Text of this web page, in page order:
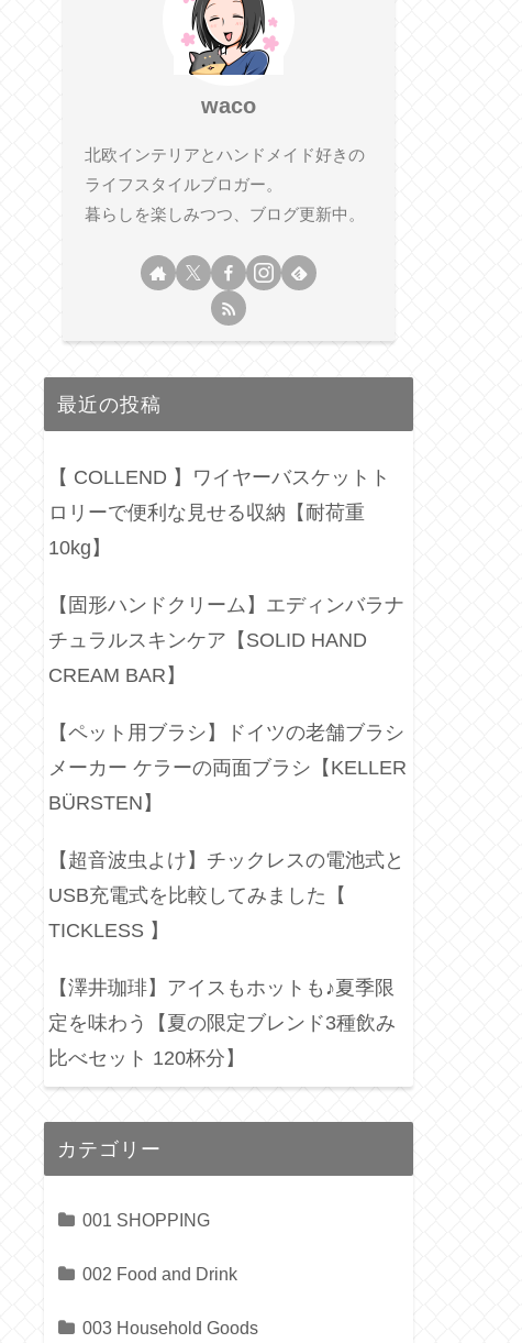
waco
北欧インテリアとハンドメイド好きの
ライフスタイルブロガー。
暮らしを楽しみつつ、ブログ更新中。
最近の投稿
【 COLLEND 】ワイヤーバスケットト
ロリーで便利な見せる収納【耐荷重
10kg】
【固形ハンドクリーム】エディンバラナ
チュラルスキンケア【SOLID HAND
CREAM BAR】
【ペット用ブラシ】ドイツの老舗ブラシ
メーカー ケラーの両面ブラシ【KELLER
BÜRSTEN】
【超音波虫よけ】チックレスの電池式と
USB充電式を比較してみました【
TICKLESS 】
【澤井珈琲】アイスもホットも♪夏季限
定を味わう【夏の限定ブレンド3種飲み
比べセット 120杯分】
カテゴリー
001 SHOPPING
002 Food and Drink
003 Household Goods